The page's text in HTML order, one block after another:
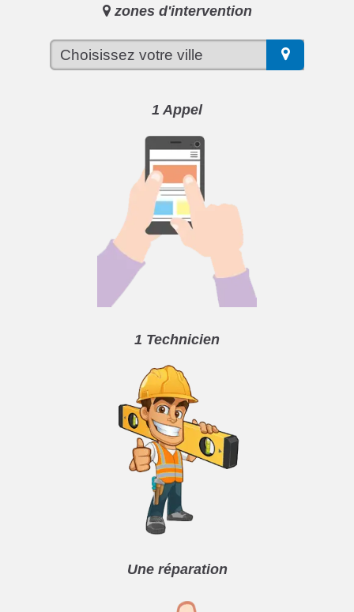
zones d'intervention
1 Appel
1 Technicien
Une réparation